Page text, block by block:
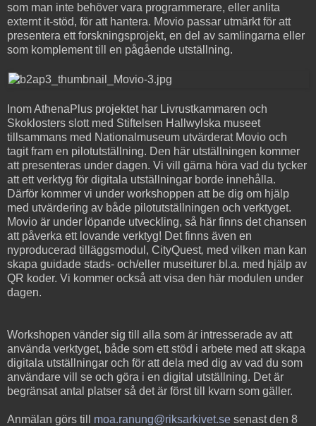
som man inte behöver vara programmerare, eller anlita
externt it-stöd, för att hantera. Movio passar utmärkt för att
presentera ett forskningsprojekt, en del av samlingarna eller
som komplement till en pågående utställning.
Inom AthenaPlus projektet har Livrustkammaren och
Skoklosters slott med Stiftelsen Hallwylska museet
tillsammans med Nationalmuseum utvärderat Movio och
tagit fram en pilotutställning. Den här utställningen kommer
att presenteras under dagen. Vi vill gärna höra vad du tycker
att ett verktyg för digitala utställningar borde innehålla.
Därför kommer vi under workshoppen att be dig om hjälp
med utvärdering av både pilotutställningen och verktyget.
Movio är under löpande utveckling, så här finns det chansen
att påverka ett lovande verktyg! Det finns även en
nyproducerad tilläggsmodul, CityQuest, med vilken man kan
skapa guidade stads- och/eller museiturer bl.a. med hjälp av
QR koder. Vi kommer också att visa den här modulen under
dagen.
Workshopen vänder sig till alla som är intresserade av att
använda verktyget, både som ett stöd i arbete med att skapa
digitala utställningar och för att dela med dig av vad du som
användare vill se och göra i en digital utställning. Det är
begränsat antal platser så det är först till kvarn som gäller.
Anmälan görs till moa.ranung@riksarkivet.se senast den 8